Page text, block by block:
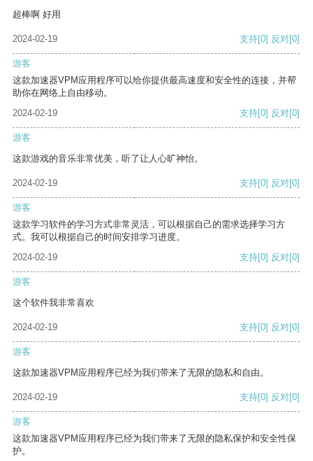
超棒啊 好用
2024-02-19 支持[0] 反对[0]
游客
这款加速器VPM应用程序可以给你提供最高速度和安全性的连接，并帮
助你在网络上自由移动。
2024-02-19
支持[0] 反对[0]
游客
这款游戏的音乐非常优美，听了让人心旷神怡。
2024-02-19 支持[0] 反对[0]
游客
这款学习软件的学习方式非常灵活，可以根据自己的需求选择学习方
式。我可以根据自己的时间安排学习进度。
2024-02-19
支持[0] 反对[0]
游客
这个软件我非常喜欢
2024-02-19 支持[0] 反对[0]
游客
这款加速器VPM应用程序已经为我们带来了无限的隐私和自由。
2024-02-19 支持[0] 反对[0]
游客
这款加速器VPM应用程序已经为我们带来了无限的隐私保护和安全性保
护。